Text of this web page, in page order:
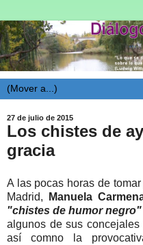
27 de julio de 2015
Los chistes de
gracia
A las pocas horas de
Madrid,
Manuela
"chistes de humor negro"
algunos de sus concejales
así comno la